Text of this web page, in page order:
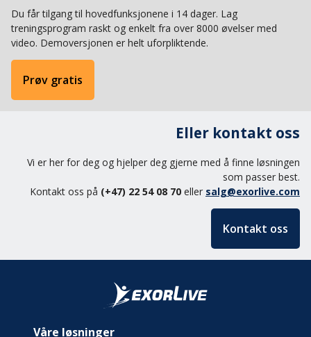
Du får tilgang til hovedfunksjonene i 14 dager. Lag
treningsprogram raskt og enkelt fra over 8000 øvelser med
video. Demoversjonen er helt uforpliktende.
Prøv gratis
Eller kontakt oss
Vi er her for deg og hjelper deg gjerne med å finne løsningen
som passer best.
Kontakt oss på (+47) 22 54 08 70 eller salg@exorlive.com
Kontakt oss
Våre løsninger